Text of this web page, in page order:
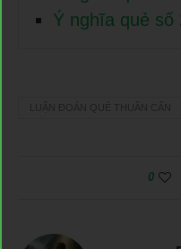
Ý nghĩa quẻ số
LUẬN ĐOÁN QUẺ THUẦN CẤN
0